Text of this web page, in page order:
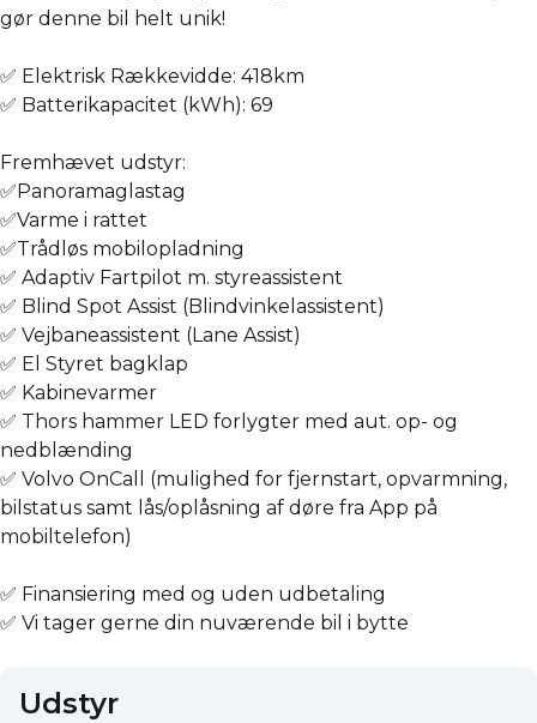
gør denne bil helt unik!
✅ Elektrisk Rækkevidde: 418km
✅ Batterikapacitet (kWh): 69
Fremhævet udstyr:
✅Panoramaglastag
✅Varme i rattet
✅Trådløs mobilopladning
✅ Adaptiv Fartpilot m. styreassistent
✅ Blind Spot Assist (Blindvinkelassistent)
✅ Vejbaneassistent (Lane Assist)
✅ El Styret bagklap
✅ Kabinevarmer
✅ Thors hammer LED forlygter med aut. op- og
nedblænding
✅ Volvo OnCall (mulighed for fjernstart, opvarmning,
bilstatus samt lås/oplåsning af døre fra App på
mobiltelefon)
✅ Finansiering med og uden udbetaling
✅ Vi tager gerne din nuværende bil i bytte
Udstyr